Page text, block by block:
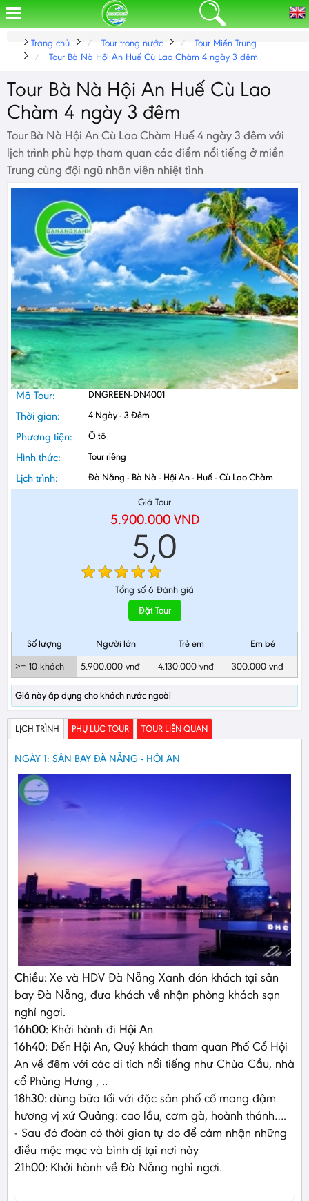
Trang chủ Tour trong nước
Tour Miền Trung
Tour Bà Nà Hội An Huế Cù Lao Chàm 4 ngày 3 đêm
Tour Bà Nà Hội An Huế Cù Lao
Chàm 4 ngày 3 đêm
Tour Bà Nà Hội An Cù Lao Chàm Huế 4 ngày 3 đêm với
lịch trình phù hợp tham quan các điểm nổi tiếng ở miền
Trung cùng đội ngũ nhân viên nhiệt tình
Mã Tour: DNGREEN-DN4001
Thời gian: 4 Ngày - 3 Đêm
Phương tiện: Ô tô
Hình thức: Tour riêng
Lịch trình: Đà Nẵng - Bà Nà - Hội An - Huế - Cù Lao Chàm
Giá Tour
5.900.000 VND
5,0
Tổng số 6 Đánh giá
Đặt Tour
Số lượng Người lớn Trẻ em
Em bé
>= 10 khách
5.900.000 vnđ 4.130.000 vnđ 300.000 vnđ
Giá này áp dụng cho khách nước ngoài
LỊCH TRÌNH PHỤ LỤC TOUR TOUR LIÊN QUAN
NGÀY 1: SÂN BAY ĐÀ NẴNG - HỘI AN
Chiều: Xe và HDV Đà Nẵng Xanh đón khách tại sân
bay Đà Nẵng, đưa khách về nhận phòng khách sạn
nghỉ ngơi.
16h00: Khởi hành đi Hội An
16h40: Đến Hội An, Quý khách tham quan Phố Cổ Hội
An về đêm với các di tích nổi tiếng như Chùa Cầu, nhà
cổ Phùng Hưng , ..
18h30: dùng bữa tối với đặc sản phố cổ mang đậm
hương vị xứ Quảng: cao lầu, cơm gà, hoành thánh….
- Sau đó đoàn có thời gian tự do để cảm nhận những
điều mộc mạc và bình dị tại nơi này
21h00: Khởi hành về Đà Nẵng nghỉ ngơi.